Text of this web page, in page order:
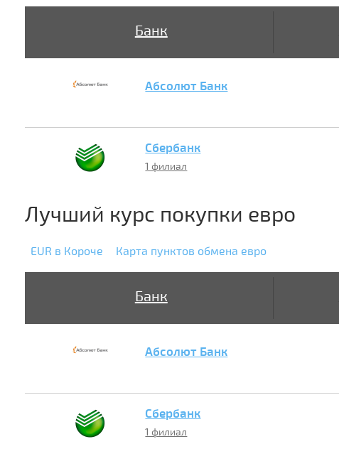
Банк
Абсолют Банк
Сбербанк
1 филиал
Лучший курс покупки евро
EUR в Короче Карта пунктов обмена евро
Банк
Абсолют Банк
Сбербанк
1 филиал